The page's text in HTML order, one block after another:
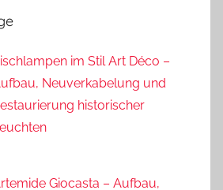
im Stil Art Déco –
Neuverkabelung und
historischer
Giocasta – Aufbau,